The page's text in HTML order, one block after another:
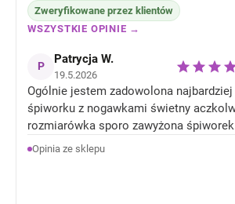
Zweryfikowane przez klientów
WSZYSTKIE OPINIE →
P Patrycja W.
19.5.2026
Ogólnie jestem zadowolona najbardziej
śpiworku z nogawkami świetny
rozmiarówka sporo zawyżona śpiworek
rozmiar 92 jest jak 104 rozmiar . Ale
Opinia ze sklepu